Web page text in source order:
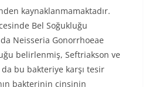
kaynaklanmamaktadır.
Bel Soğukluğu
Neisseria Gonorrhoeae
belirlenmiş, Seftriakson ve
bu bakteriye karşı tesir
bakterinin cinsinin